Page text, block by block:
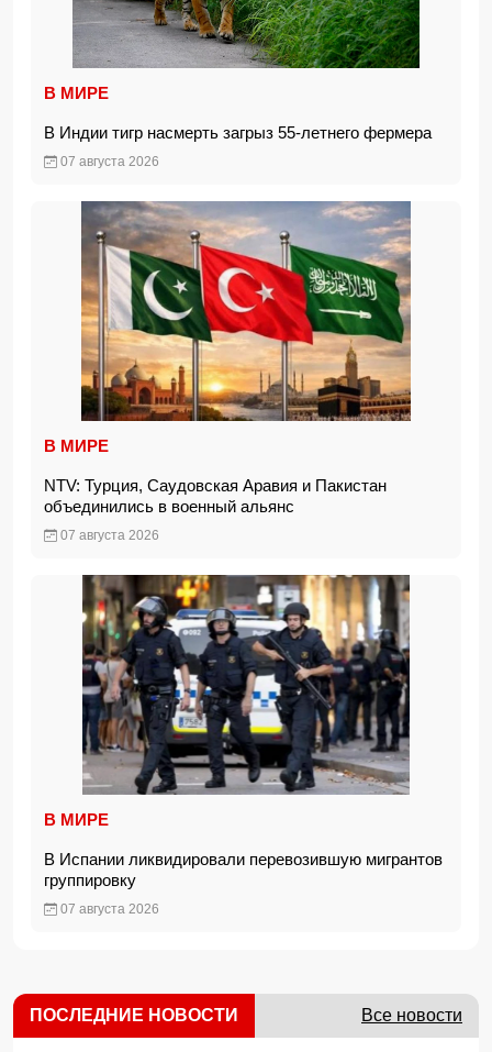
В МИРЕ
В Индии тигр насмерть загрыз 55-летнего фермера
07 августа 2026
В МИРЕ
NTV: Турция, Саудовская Аравия и Пакистан
объединились в военный альянс
07 августа 2026
В МИРЕ
В Испании ликвидировали перевозившую мигрантов
группировку
07 августа 2026
ПОСЛЕДНИЕ НОВОСТИ Все новости